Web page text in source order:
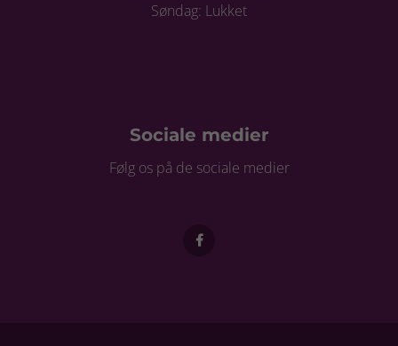
Søndag: Lukket
Sociale medier
Følg os på de sociale medier